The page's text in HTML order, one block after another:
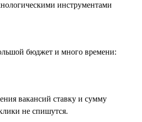
инструментами
бюджет и много времени:
вакансий ставку и сумму
не спишутся.